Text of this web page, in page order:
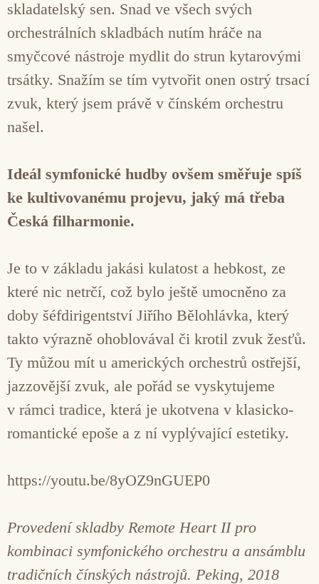
skladatelský sen. Snad ve všech svých
orchestrálních skladbách nutím hráče na
smyčcové nástroje mydlit do strun kytarovými
trsátky. Snažím se tím vytvořit onen ostrý trsací
zvuk, který jsem právě v čínském orchestru
našel.
Ideál symfonické hudby ovšem směřuje spíš
ke kultivovanému projevu, jaký má třeba
Česká filharmonie.
Je to v základu jakási kulatost a hebkost, ze
které nic netrčí, což bylo ještě umocněno za
doby šéfdirigentství Jiřího Bělohlávka, který
takto výrazně ohoblovával či krotil zvuk žesťů.
Ty můžou mít u amerických orchestrů ostřejší,
jazzovější zvuk, ale pořád se vyskytujeme
v rámci tradice, která je ukotvena v klasicko-
romantické epoše a z ní vyplývající estetiky.
https://youtu.be/8yOZ9nGUEP0
Provedení skladby Remote Heart II pro
kombinaci symfonického orchestru a ansámblu
tradičních čínských nástrojů. Peking, 2018